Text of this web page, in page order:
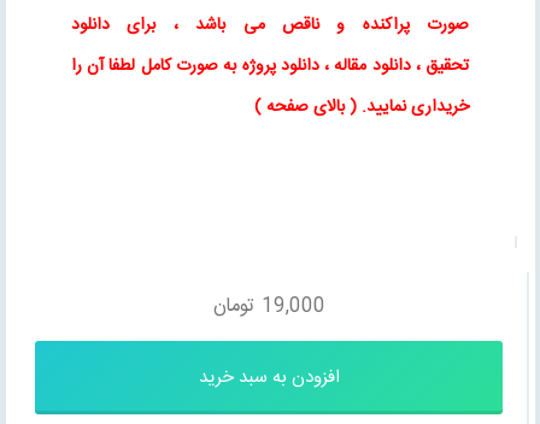
صورت پراکنده و ناقص می باشد ، برای
دانلود
تحقیق ،دانلود مقاله، دانلود پروژه به صورت کامل لطفا آن را
خریداری نمایید. ( بالای صفحه )
19,000 تومان
افزودن به سبد خرید